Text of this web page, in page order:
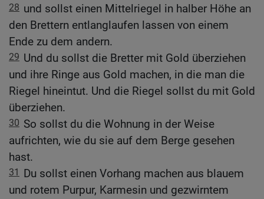
28 und sollst einen Mittelriegel in halber Höhe an
den Brettern entlanglaufen lassen von einem
Ende zu dem andern.
29 Und du sollst die Bretter mit Gold überziehen
und ihre Ringe aus Gold machen, in die man die
Riegel hineintut. Und die Riegel sollst du mit Gold
überziehen.
30 So sollst du die Wohnung in der Weise
aufrichten, wie du sie auf dem Berge gesehen
hast.
31
Du sollst einen Vorhang machen aus blauem
und rotem Purpur, Karmesin und gezwirntem